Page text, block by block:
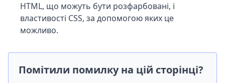
HTML, що можуть бути розфарбовані, і
властивості CSS, за допомогою яких це
можливо.
Помітили помилку на цій сторінці?